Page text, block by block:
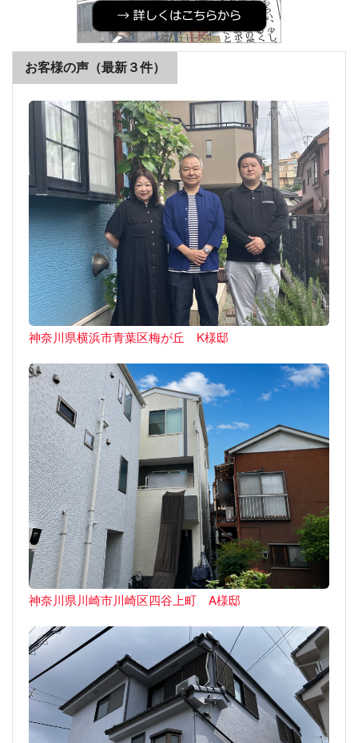
お客様の声（最新３件）
神奈川県横浜市青葉区梅が丘 K様邸
神奈川県川崎市川崎区四谷上町 A様邸